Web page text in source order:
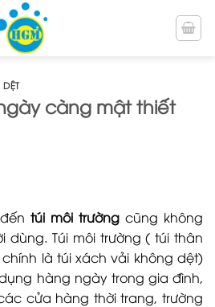
càng mật thiết
túi môi trường cũng không
dùng. Túi môi trường ( túi thân
là túi xách vải không dệt)
hàng ngày trong gia đình,
cửa hàng thời trang, trường